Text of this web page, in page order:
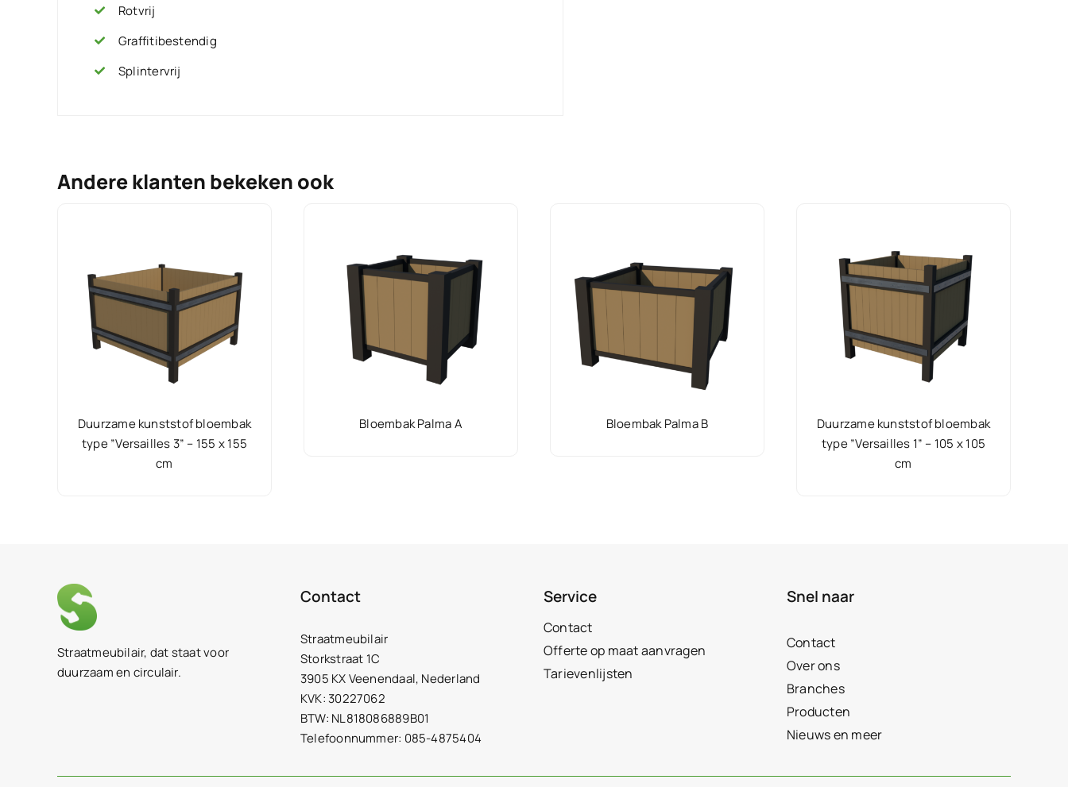
Rotvrij
Graffitibestendig
Splintervrij
Andere klanten bekeken ook
Duurzame kunststof bloembak
type ”Versailles 3” – 155 x 155
cm
Bloembak Palma A Bloembak Palma B
Duurzame kunststof bloembak
type ”Versailles 1” – 105 x 105
cm
Straatmeubilair, dat staat voor
duurzaam en circulair.
Contact
Straatmeubilair
Storkstraat 1C
3905 KX Veenendaal, Nederland
KVK: 30227062
BTW: NL818086889B01
Telefoonnummer: 085-4875404
Service
Contact
Offerte op maat aanvragen
Tarievenlijsten
Snel naar
Contact
Over ons
Branches
Producten
Nieuws en meer